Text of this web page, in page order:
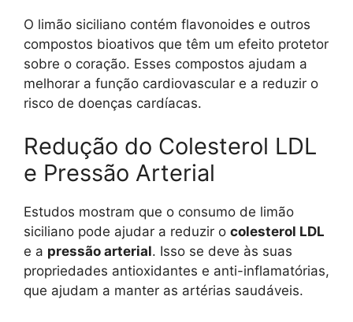
O limão siciliano contém flavonoides e outros
compostos bioativos que têm um efeito protetor
sobre o coração. Esses compostos ajudam a
melhorar a função cardiovascular e a reduzir o
risco de doenças cardíacas.
Redução do Colesterol LDL
e Pressão Arterial
Estudos mostram que o consumo de limão
siciliano pode ajudar a reduzir o colesterol LDL
e a pressão arterial. Isso se deve às suas
propriedades antioxidantes e anti-inflamatórias,
que ajudam a manter as artérias saudáveis.